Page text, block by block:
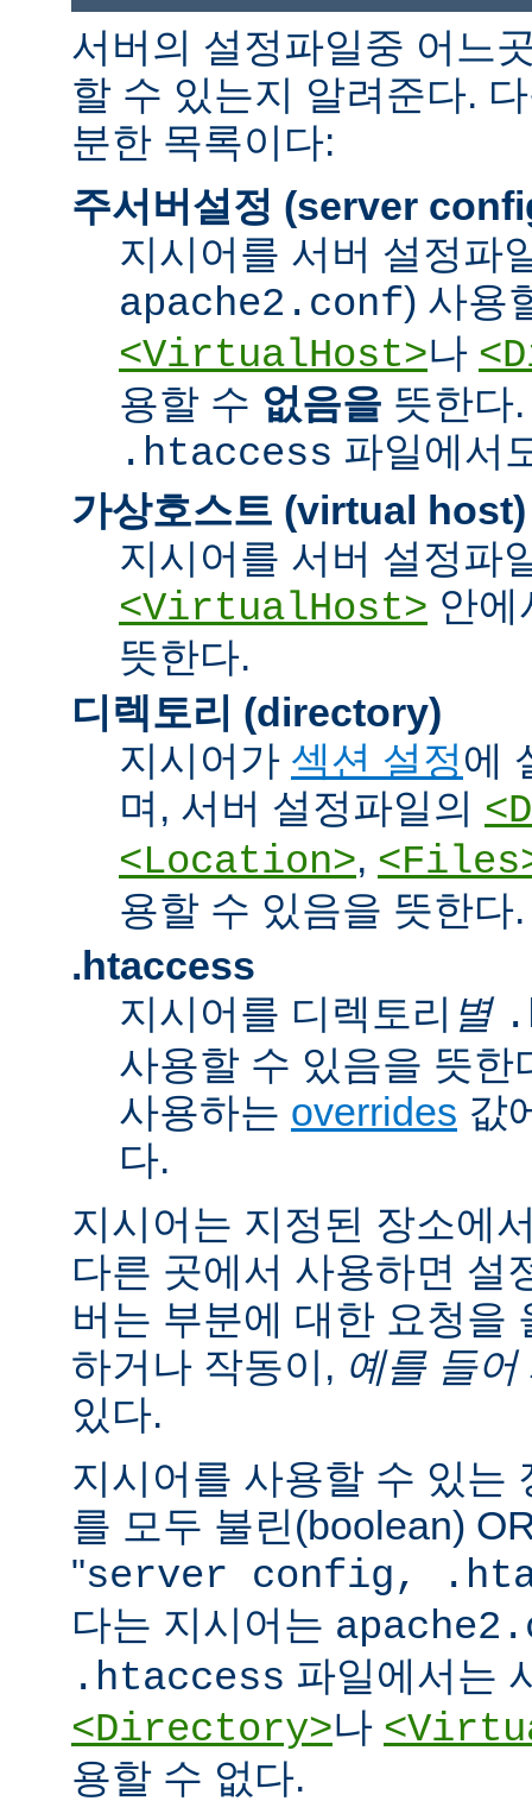
서버의 설정파일중 어느
할 수 있는지 알려준다.
분한 목록이다:
주서버설정 (server
지시어를 서버 설정파
apache2.conf) 사용
<VirtualHost>나
용할 수 없음을 뜻한다
.htaccess 파일에서
가상호스트 (virtual host)
지시어를 서버 설정파
<VirtualHost> 안에
뜻한다.
디렉토리 (directory)
지시어가 섹션 설정에
며, 서버 설정파일의
<Location>,
용할 수 있음을 뜻한다.
.htaccess
지시어를 디렉토리 별
사용할 수 있음을 뜻한
사용하는 overrides 값
다.
지시어는 지정된 장소에
다른 곳에서 사용하면 설
버는 부분에 대한 요청을
하거나 작동이, 예를 들어
있다.
지시어를 사용할 수 있는
를 모두 불린(boolean)
"server config,
다는 지시어는
.htaccess 파일에서는
<Directory>나
용할 수 없다.